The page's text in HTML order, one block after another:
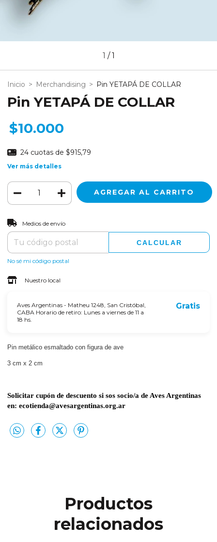
1 /1
Inicio > Merchandising > Pin YETAPÁ DE COLLAR
Pin YETAPÁ DE COLLAR
$10.000
24 cuotas de $915,79
Ver más detalles
Entregas para el CP:
Medios de envío
CALCULAR
No sé mi código postal
Nuestro local
Aves Argentinas - Matheu 1248, San Cristóbal,
CABA Horario de retiro: Lunes a viernes de 11 a
18 hs.
Gratis
Pin metálico esmaltado con figura de ave
3 cm x 2 cm
Solicitar cupón de descuento si sos socio/a de Aves Argentinas
en: ecotienda@avesargentinas.org.ar
Productos
relacionados